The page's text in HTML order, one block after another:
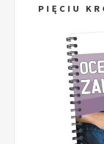
PIĘCIU